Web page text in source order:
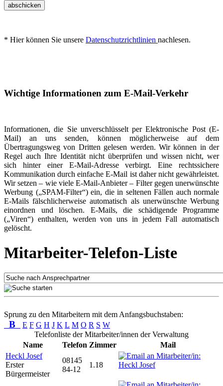
abschicken
* Hier können Sie unsere Datenschutzrichtlinien nachlesen.
Wichtige Informationen zum E-Mail-Verkehr
Informationen, die Sie unverschlüsselt per Elektronische Post (E-
Mail) an uns senden, können möglicherweise auf dem
Übertragungsweg von Dritten gelesen werden. Wir können in der
Regel auch Ihre Identität nicht überprüfen und wissen nicht, wer
sich hinter einer E-Mail-Adresse verbirgt. Eine rechtssichere
Kommunikation durch einfache E-Mail ist daher nicht gewährleistet.
Wir setzen – wie viele E-Mail-Anbieter – Filter gegen unerwünschte
Werbung („SPAM-Filter“) ein, die in seltenen Fällen auch normale
E-Mails fälschlicherweise automatisch als unerwünschte Werbung
einordnen und löschen. E-Mails, die schädigende Programme
(„Viren“) enthalten, werden von uns in jedem Fall automatisch
gelöscht.
Mitarbeiter-Telefon-Liste
Sprung zu den Mitarbeitern mit dem Anfangsbuchstaben:
B E F G H J K L M O R S W
Telefonliste der Mitarbeiter/innen der Verwaltung
Name
Telefon Zimmer
Mail
Heckl Josef
Erster
Bürgermeister
08145
84-12
1.18